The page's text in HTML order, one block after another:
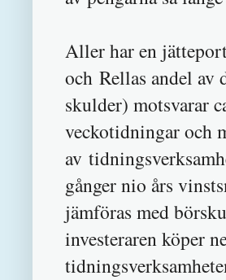
Aller har en
och Rellas andel av
skulder) motsvarar
veckotidningar och
av
gånger nio års
jämföras med
investeraren köper